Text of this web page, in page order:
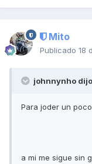
Mito
Publicado 18
johnnynho
Para joder un
a mi me sigue sin